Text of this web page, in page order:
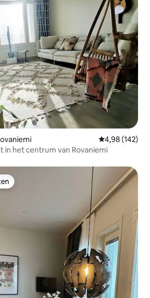
Gemiddelde
4,98 (142)
in het centrum van Rovaniemi